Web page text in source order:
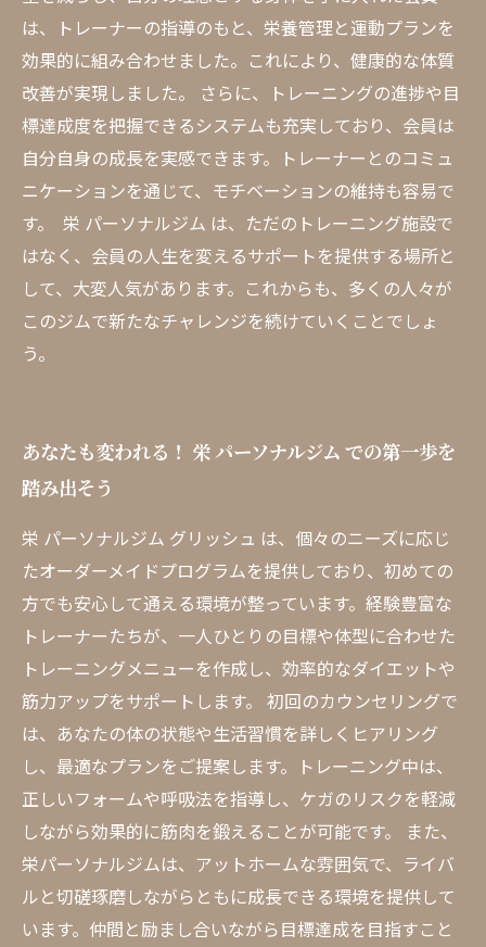
は、トレーナーの指導のもと、栄養管理と運動プランを
効果的に組み合わせました。これにより、健康的な体質
改善が実現しました。 さらに、トレーニングの進捗や目
標達成度を把握できるシステムも充実しており、会員は
自分自身の成長を実感できます。トレーナーとのコミュ
ニケーションを通じて、モチベーションの維持も容易で
す。 栄 パーソナルジム は、ただのトレーニング施設で
はなく、会員の人生を変えるサポートを提供する場所と
して、大変人気があります。これからも、多くの人々が
このジムで新たなチャレンジを続けていくことでしょ
う。
あなたも変われる！ 栄 パーソナルジム での第一歩を
踏み出そう
栄 パーソナルジム グリッシュ は、個々のニーズに応じ
たオーダーメイドプログラムを提供しており、初めての
方でも安心して通える環境が整っています。経験豊富な
トレーナーたちが、一人ひとりの目標や体型に合わせた
トレーニングメニューを作成し、効率的なダイエットや
筋力アップをサポートします。 初回のカウンセリングで
は、あなたの体の状態や生活習慣を詳しくヒアリング
し、最適なプランをご提案します。トレーニング中は、
正しいフォームや呼吸法を指導し、ケガのリスクを軽減
しながら効果的に筋肉を鍛えることが可能です。 また、
栄パーソナルジムは、アットホームな雰囲気で、ライバ
ルと切磋琢磨しながらともに成長できる環境を提供して
います。仲間と励まし合いながら目標達成を目指すこと